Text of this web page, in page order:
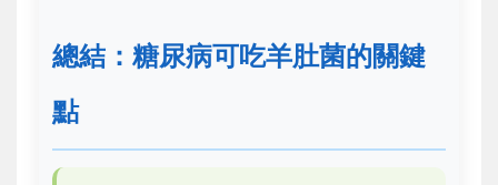
總結：糖尿病可吃羊肚菌的關鍵
點